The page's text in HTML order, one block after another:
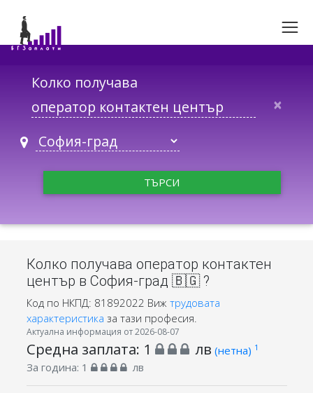
Колко получава
×
ТЪРСИ
Колко получава оператор контактен
център в София-град 🇧🇬 ?
Код по НКПД: 81892022 Виж трудовата
характеристика за тази професия.
Актуална информация от 2026-08-07
Средна заплата: 1 лв (нетна) 1
За година: 1 лв